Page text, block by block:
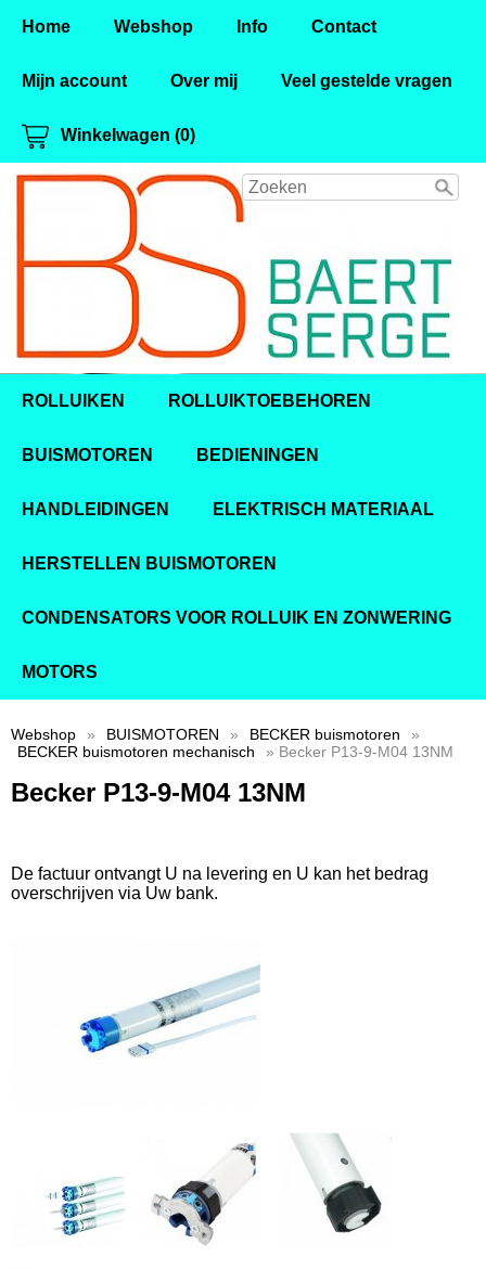
Home Webshop Info Contact
Mijn account Over mij Veel gestelde vragen
Winkelwagen (0)
ROLLUIKEN ROLLUIKTOEBEHOREN
BUISMOTOREN BEDIENINGEN
HANDLEIDINGEN ELEKTRISCH MATERIAAL
HERSTELLEN BUISMOTOREN
CONDENSATORS VOOR ROLLUIK EN ZONWERING
MOTORS
Webshop » BUISMOTOREN » BECKER buismotoren
»
BECKER buismotoren mechanisch
» Becker P13-9-M04 13NM
Becker P13-9-M04 13NM
De factuur ontvangt U na levering en U kan het bedrag
overschrijven via Uw bank.